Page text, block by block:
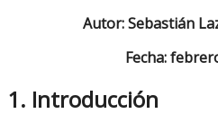
Autor: Sebastián
Fecha:
1. Introducción